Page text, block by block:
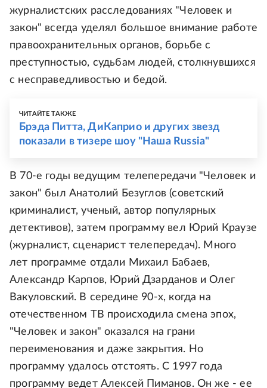
журналистских расследованиях "Человек и
закон" всегда уделял большое внимание работе
правоохранительных органов, борьбе с
преступностью, судьбам людей, столкнувшихся
с несправедливостью и бедой.
ЧИТАЙТЕ ТАКЖЕ
Брэда Питта, ДиКаприо и других звезд
показали в тизере шоу "Наша Russia"
В 70-е годы ведущим телепередачи "Человек и
закон" был Анатолий Безуглов (советский
криминалист, ученый, автор популярных
детективов), затем программу вел Юрий Краузе
(журналист, сценарист телепередач). Много
лет программе отдали Михаил Бабаев,
Александр Карпов, Юрий Дзарданов и Олег
Вакуловский. В середине 90-х, когда на
отечественном ТВ происходила смена эпох,
"Человек и закон" оказался на грани
переименования и даже закрытия. Но
программу удалось отстоять. С 1997 года
программу ведет Алексей Пиманов. Он же - ее